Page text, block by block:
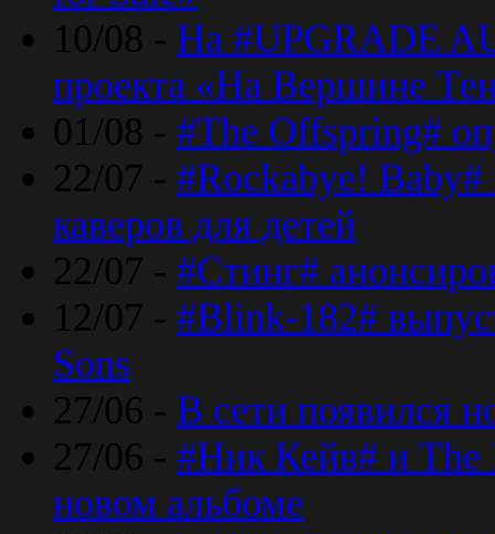
10/08 - На #UPGRADE
проекта «На Вершине
01/08 - #The Offspring#
22/07 - #Rockabye!
каверов для детей
22/07 - #Стинг#
12/07 - #Blink-182#
Sons
27/06 - В сети появился
27/06 - #Ник Кейв# и The
новом альбоме